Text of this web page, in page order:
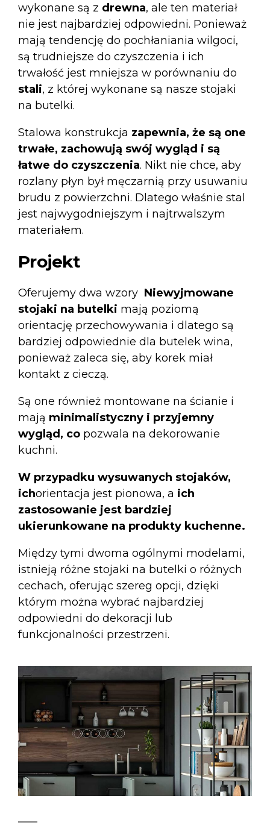
wykonane są z drewna, ale ten materiał
nie jest najbardziej odpowiedni. Ponieważ
mają tendencję do pochłaniania wilgoci,
są trudniejsze do czyszczenia i ich
trwałość jest mniejsza w porównaniu do
stali, z której wykonane są nasze stojaki
na butelki.
Stalowa konstrukcja zapewnia, że są one
trwałe, zachowują swój wygląd i są
łatwe do czyszczenia. Nikt nie chce, aby
rozlany płyn był męczarnią przy usuwaniu
brudu z powierzchni. Dlatego właśnie stal
jest najwygodniejszym i najtrwalszym
materiałem.
Projekt
Oferujemy dwa wzory Niewyjmowane
stojaki na butelki mają poziomą
orientację przechowywania i dlatego są
bardziej odpowiednie dla butelek wina,
ponieważ zaleca się, aby korek miał
kontakt z cieczą.
Są one również montowane na ścianie i
mają minimalistyczny i przyjemny
wygląd, co pozwala na dekorowanie
kuchni.
W przypadku wysuwanych stojaków,
ichorientacja jest pionowa, a ich
zastosowanie jest bardziej
ukierunkowane na produkty kuchenne.
Między tymi dwoma ogólnymi modelami,
istnieją różne stojaki na butelki o różnych
cechach, oferując szereg opcji, dzięki
którym można wybrać najbardziej
odpowiedni do dekoracji lub
funkcjonalności przestrzeni.